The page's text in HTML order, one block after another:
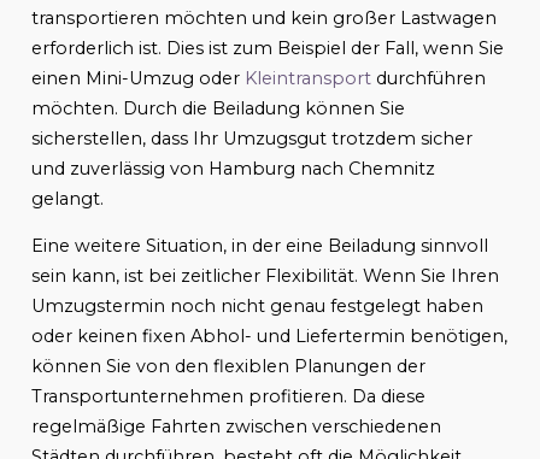
transportieren möchten und kein großer Lastwagen
erforderlich ist. Dies ist zum Beispiel der Fall, wenn Sie
einen Mini-Umzug oder Kleintransportdurchführen
möchten. Durch die Beiladung können Sie
sicherstellen, dass Ihr Umzugsgut trotzdem sicher
und zuverlässig von Hamburg nach Chemnitz
gelangt.
Eine weitere Situation, in der eine Beiladung sinnvoll
sein kann, ist bei zeitlicher Flexibilität. Wenn Sie Ihren
Umzugstermin noch nicht genau festgelegt haben
oder keinen fixen Abhol- und Liefertermin benötigen,
können Sie von den flexiblen Planungen der
Transportunternehmen profitieren. Da diese
regelmäßige Fahrten zwischen verschiedenen